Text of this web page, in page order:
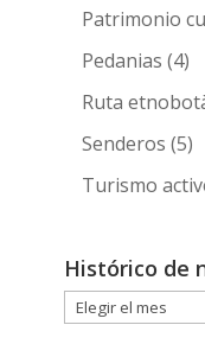
Patrimonio
Pedanias (4)
Ruta
Senderos (5)
Turismo
Histórico de
Histórico